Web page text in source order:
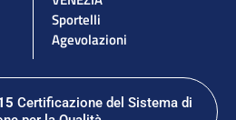
Sportelli
Agevolazioni
Certificazione del Sistema di